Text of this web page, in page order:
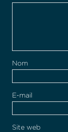
Nom
E-mail
Site web